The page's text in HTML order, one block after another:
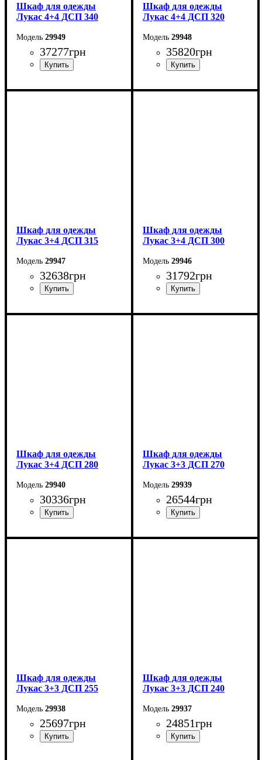
Шкаф для одежды
Лукас 4+4 ДСП 340
29949
37277грн
Ширина: 340 см
Шкаф для одежды
Лукас 4+4 ДСП 320
29948
35820грн
Ширина: 320 см
Шкаф для одежды
Лукас 3+4 ДСП 315
29947
32638грн
Ширина: 315 см
Шкаф для одежды
Лукас 3+4 ДСП 300
29946
31792грн
Ширина: 300 см
Шкаф для одежды
Лукас 3+4 ДСП 280
29940
30336грн
Ширина: 280 см
Шкаф для одежды
Лукас 3+3 ДСП 270
29939
26544грн
Ширина: 270 см
Шкаф для одежды
Лукас 3+3 ДСП 255
29938
25697грн
Шкаф для одежды
Лукас 3+3 ДСП 240
29937
24851грн